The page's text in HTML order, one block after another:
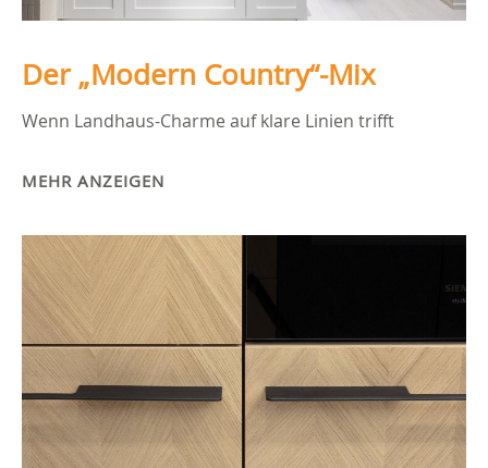
Der „Modern Country“-Mix
Wenn Landhaus-Charme auf klare Linien trifft
MEHR ANZEIGEN